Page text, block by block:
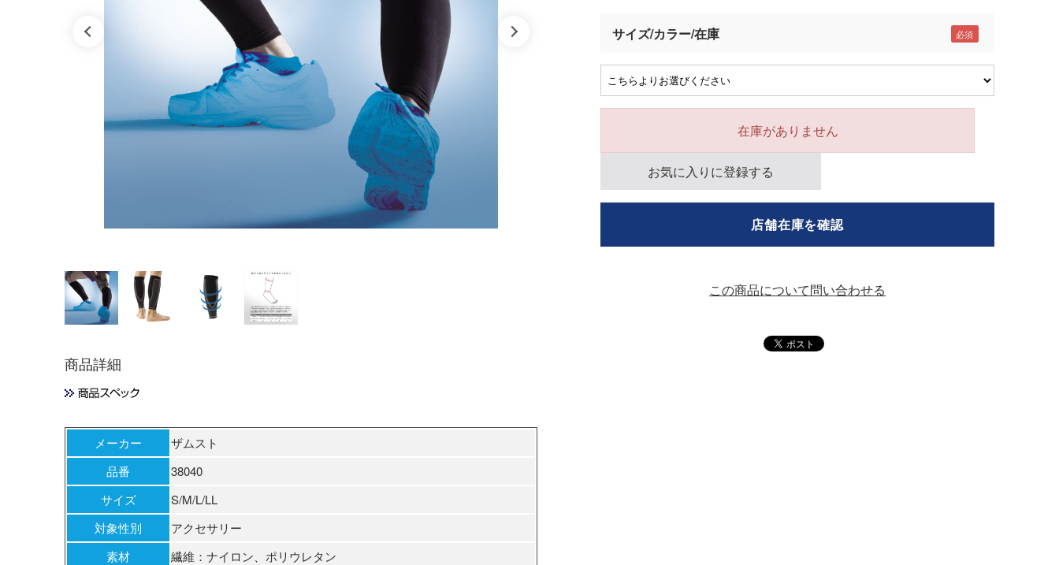
商品詳細
メーカー
ザムスト
品番
38040
サイズ
S/M/L/LL
対象性別
アクセサリー
素材
繊維：ナイロン、ポリウレタン
サイズ/カラー/在庫
在庫がありません
この商品について問い合わせる
お気に入りに登録する
店舗在庫を確認